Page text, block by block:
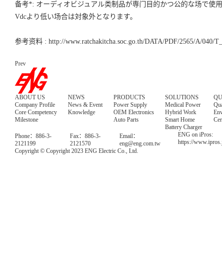
备考*: オーディオビジュアル类制品が専门目的かつ公的な场で使
Vdcより低い场合は対象外となります。
参考资料 : http://www.ratchakitcha.soc.go.th/DATA/PDF/2565/A/040/
Prev
ABOUT US
Company Profile
Core Competency
Milestone
NEWS
News & Event
Knowledge
PRODUCTS
Power Supply
OEM Electronics
Auto Parts
SOLUTIONS
Medical Power
Hybrid Work
Smart Home
Battery Charger
Phone：886-3-
2121199
Fax：886-3-
2121570
Email：
eng@eng.com.tw
ENG on iPros:
https://
Copyright © Copyright 2023 ENG Electric Co., Ltd.